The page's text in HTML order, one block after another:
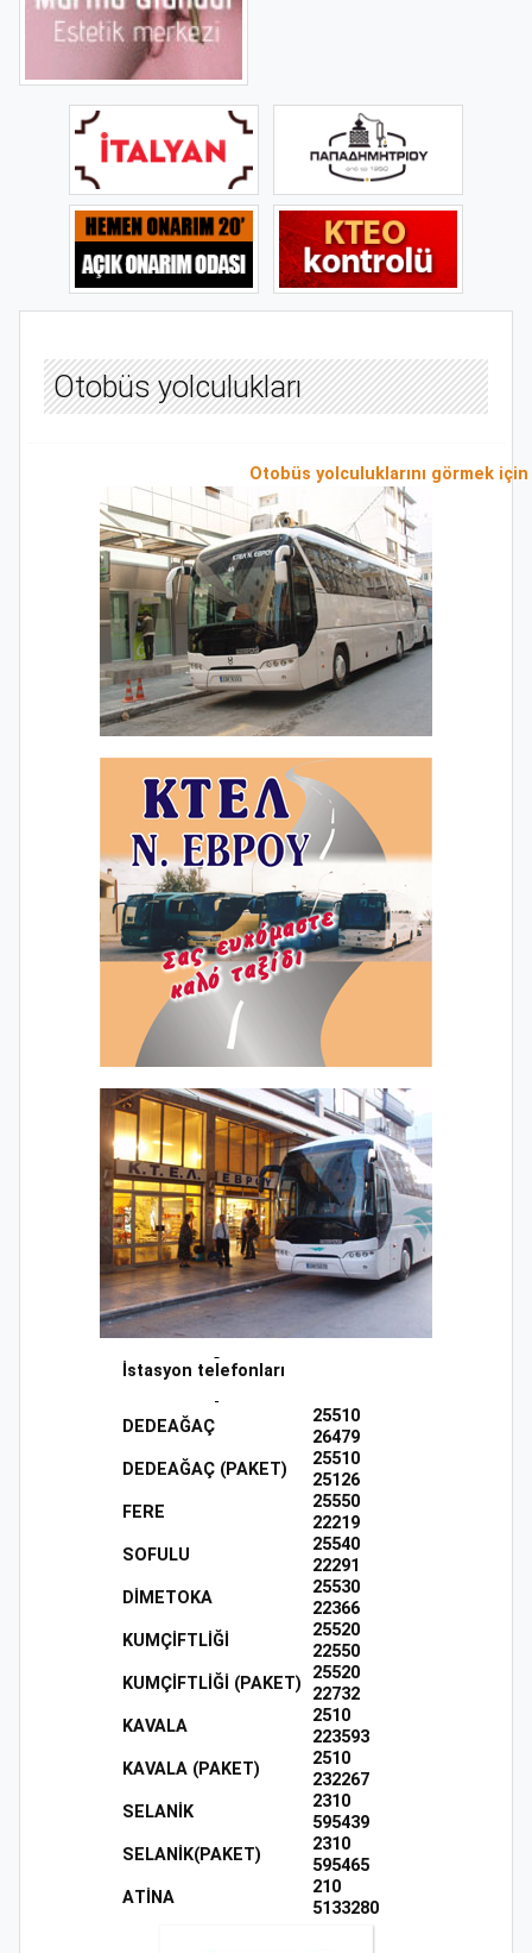
Otobüs yolculukları
Otobüs yolculuklarını görmek için
İstasyon telefonları
DEDEAĞAÇ
25510
26479
DEDEAĞAÇ (PAKET)
25510
25126
FERE
25550
22219
SOFULU
25540
22291
DİMETOKA
25530
22366
KUMÇİFTLİĞİ
25520
22550
KUMÇİFTLİĞİ (PAKET)
25520
22732
ΚΑVALA
2510
223593
ΚΑVALΑ (PAKET)
2510
232267
SELANİK
2310
595439
SELANİK(PAKET)
2310
595465
ΑTİΝΑ
210
5133280